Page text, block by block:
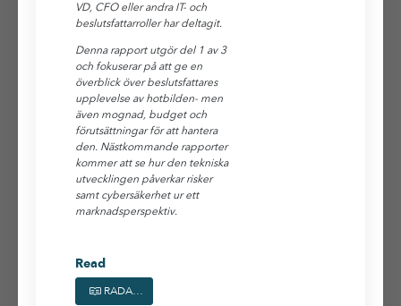
VD, CFO eller andra IT- och
beslutsfattarroller har deltagit.
Denna rapport utgör del 1 av 3
och fokuserar på att ge en
överblick över beslutsfattares
upplevelse av hotbilden- men
även mognad, budget och
förutsättningar för att hantera
den. Nästkommande rapporter
kommer att se hur den tekniska
utvecklingen påverkar risker
samt cybersäkerhet ur ett
marknadsperspektiv.
Read
RADAR - Cybersäkerhetsrapport - v1.0.pdf